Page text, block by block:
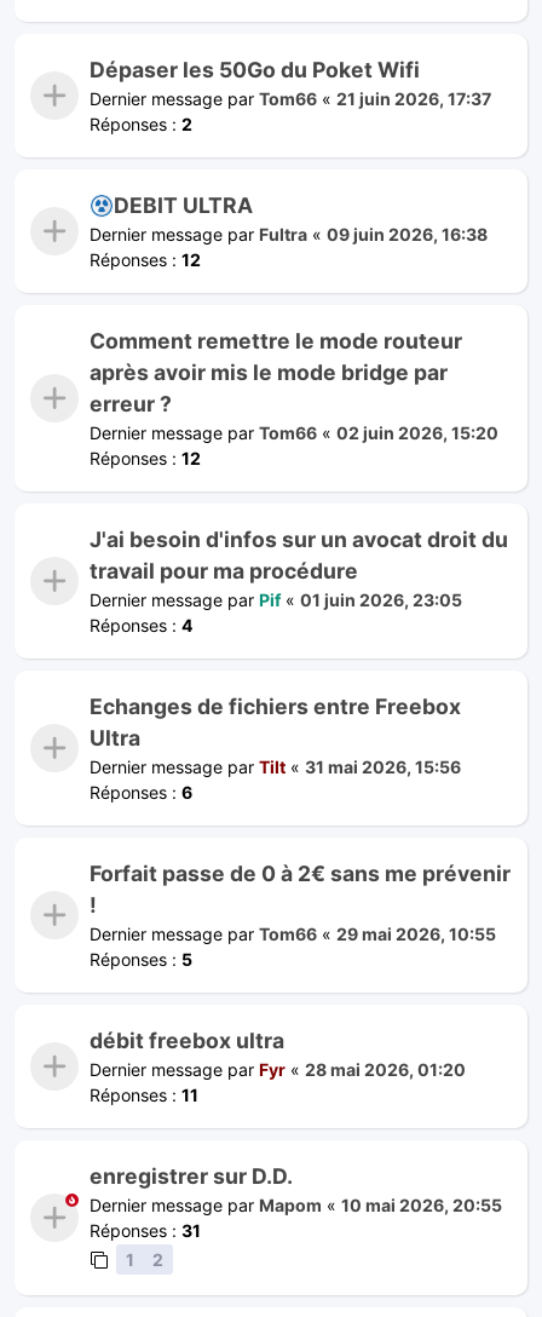
Dépaser les 50Go du Poket Wifi
Dernier message par Tom66 « 21 juin 2026, 17:37
Réponses : 2
DEBIT ULTRA
Dernier message par Fultra « 09 juin 2026, 16:38
Réponses : 12
Comment remettre le mode routeur
après avoir mis le mode bridge par
erreur ?
Dernier message par Tom66 « 02 juin 2026, 15:20
Réponses : 12
J'ai besoin d'infos sur un avocat droit du
travail pour ma procédure
Dernier message par Pif« 01 juin 2026, 23:05
Réponses : 4
Echanges de fichiers entre Freebox
Ultra
Dernier message par Tilt « 31 mai 2026, 15:56
Réponses : 6
Forfait passe de 0 à 2€ sans me prévenir
!
Dernier message par Tom66 « 29 mai 2026, 10:55
Réponses : 5
débit freebox ultra
Dernier message par Fyr « 28 mai 2026, 01:20
Réponses : 11
enregistrer sur D.D.
Dernier message par Mapom « 10 mai 2026, 20:55
Réponses : 31
1
2